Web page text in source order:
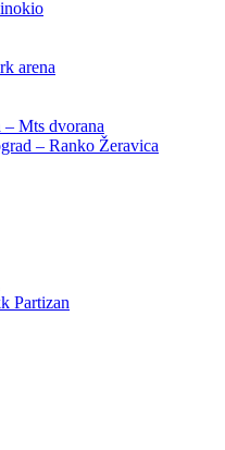
arena
– Mts dvorana
– Ranko Žeravica
Partizan